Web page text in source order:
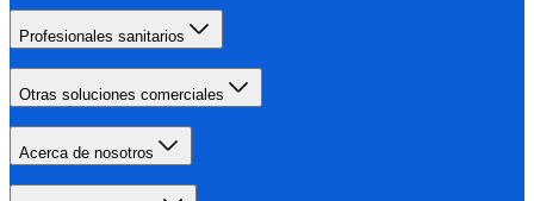
Profesionales sanitarios
Otras soluciones comerciales
Acerca de nosotros